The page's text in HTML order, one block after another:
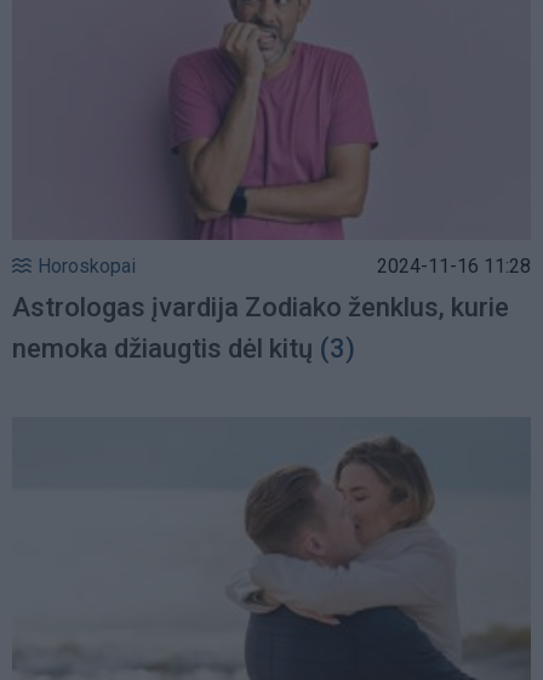
Horoskopai 2024-11-16 11:28
Astrologas įvardija Zodiako ženklus, kurie
nemoka džiaugtis dėl kitų (3)